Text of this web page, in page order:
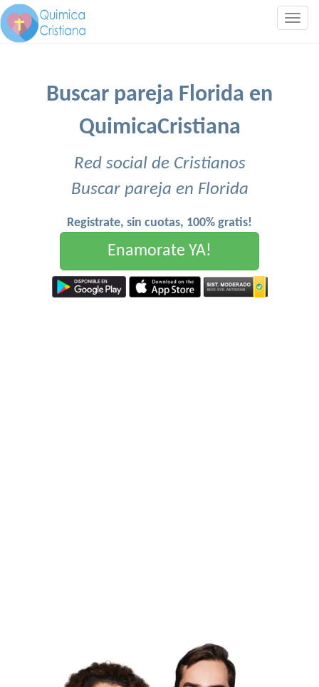
Buscar pareja Florida en
QuimicaCristiana
Red social de Cristianos
Buscar pareja en Florida
Registrate, sin cuotas, 100% gratis!
Enamorate YA!